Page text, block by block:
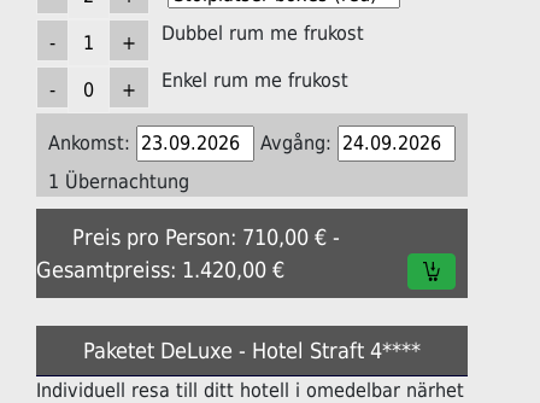
Dubbel rum me frukost
Enkel rum me frukost
Ankomst:
Avgång:
1 Übernachtung
Preis pro Person: 710,00 € -
Gesamtpreiss: 1.420,00 €
Paketet DeLuxe - Hotel Straft 4****
Individuell resa till ditt hotell i omedelbar närhet